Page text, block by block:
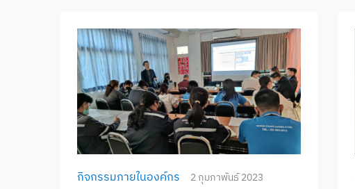
กิจกรรมภายในองค์กร 2 กุมภาพันธ์ 2023